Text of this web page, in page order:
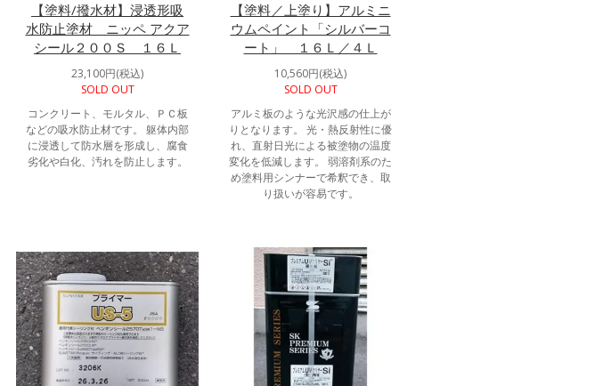
【塗料/撥水材】浸透形吸
水防止塗材 ニッペ アクア
シール２００Ｓ １６Ｌ
23,100円(税込)
SOLD OUT
コンクリート、モルタル、ＰＣ板
などの吸水防止材です。 躯体内部
に浸透して防水層を形成し、腐食
劣化や白化、汚れを防止します。
【塗料／上塗り】アルミニ
ウムペイント「シルバーコ
ート」 １６Ｌ／４Ｌ
10,560円(税込)
SOLD OUT
アルミ板のような光沢感の仕上が
りとなります。 光・熱反射性に優
れ、直射日光による被塗物の温度
変化を低減します。 弱溶剤系のた
め塗料用シンナーで希釈でき、取
り扱いが容易です。